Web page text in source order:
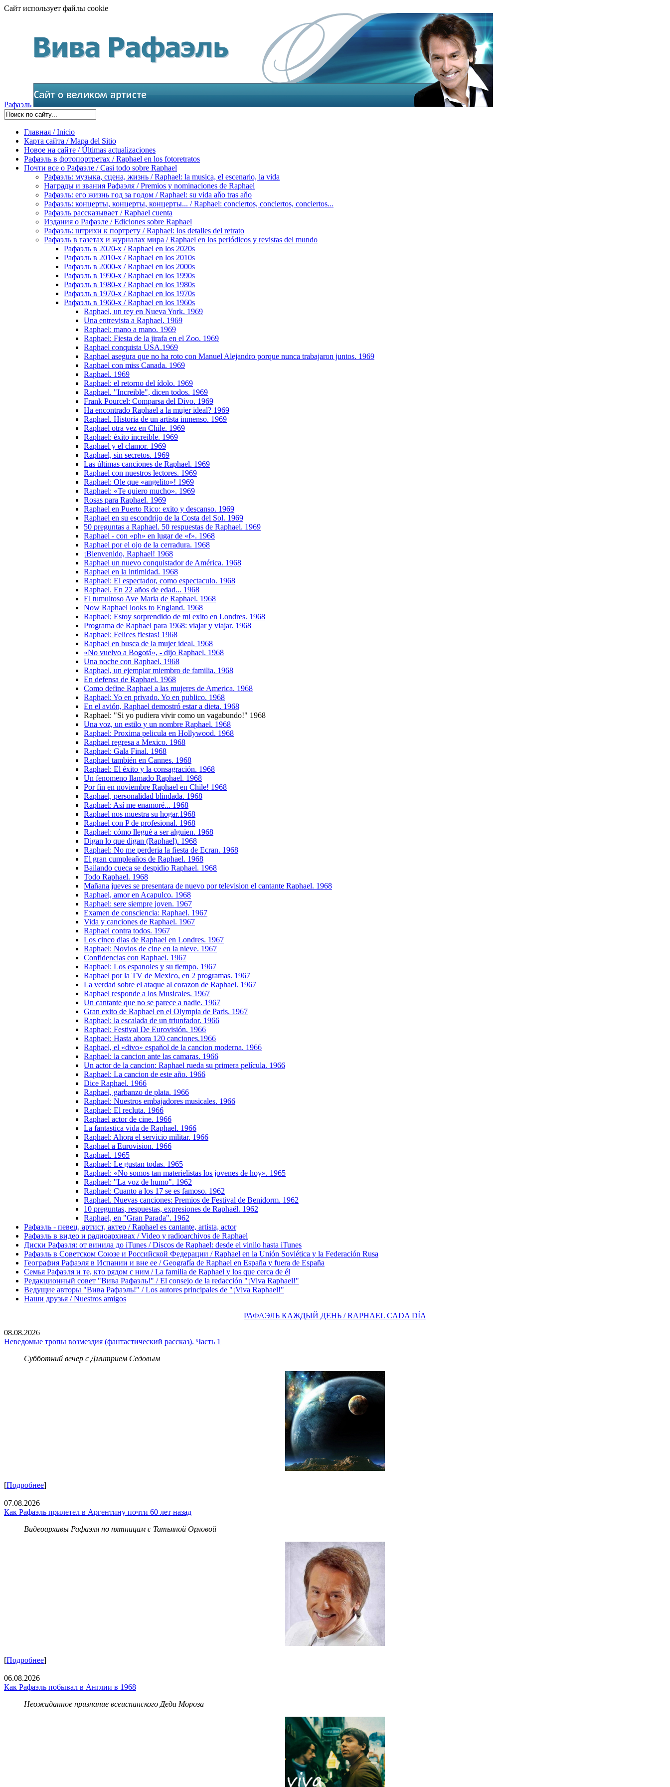
Сайт использует файлы cookie
Рафаэль
Главная / Inicio
Карта сайта / Mapa del Sitio
Новое на сайте / Últimas actualizaciones
Рафаэль в фотопортретах / Raphael en los fotoretratos
Почти все о Рафаэле / Casi todo sobre Raphael
Рафаэль: музыка, сцена, жизнь / Raphael: la musica, el escenario, la vida
Награды и звания Рафаэля / Premios y nominaciones de Raphael
Рафаэль: его жизнь год за годом / Raphael: su vida aňo tras aňo
Рафаэль: концерты, концерты, концерты... / Raphael: conciertos, сonciertos, сonciertos...
Рафаэль рассказывает / Raphael cuenta
Издания о Рафаэле / Ediciones sobre Raphael
Рафаэль: штрихи к портрету / Raphael: los detalles del retrato
Рафаэль в газетах и журналах мира / Raphael en los periódicos y revistas del mundo
Рафаэль в 2020-х / Raphael en los 2020s
Рафаэль в 2010-х / Raphael en los 2010s
Рафаэль в 2000-х / Raphael en los 2000s
Рафаэль в 1990-х / Raphael en los 1990s
Рафаэль в 1980-х / Raphael en los 1980s
Рафаэль в 1970-х / Raphael en los 1970s
Рафаэль в 1960-х / Raphael en los 1960s
Raphael, un rey en Nueva York. 1969
Una entrevista a Raphael. 1969
Raphael: mano a mano. 1969
Raphael: Fiesta de la jirafa en el Zoo. 1969
Raphael conquista USA.1969
Raphael asegura que no ha roto con Manuel Alejandro porque nunca trabajaron juntos. 1969
Raphael con miss Canada. 1969
Raphael. 1969
Raphael: el retorno del ídolo. 1969
Raphael. "Increible", dicen todos. 1969
Frank Pourcel: Comparsa del Divo. 1969
Ha encontrado Raphael a la mujer ideal? 1969
Raphael. Historia de un artista inmenso. 1969
Raphael otra vez en Chile. 1969
Raphael: éxito increible. 1969
Raphael y el clamor. 1969
Raphael, sin secretos. 1969
Las últimas canciones de Raphael. 1969
Raphael con nuestros lectores. 1969
Raphael: Ole que «angelito»! 1969
Raphael: «Te quiero mucho». 1969
Rosas para Raphael. 1969
Raphael en Puerto Rico: exito y descanso. 1969
Raphael en su escondrijo de la Costa del Sol. 1969
50 preguntas a Raphael. 50 respuestas de Raphael. 1969
Raphael - con «ph» en lugar de «f». 1968
Raphael por el ojo de la cerradura. 1968
¡Bienvenido, Raphael! 1968
Raphael un nuevo conquistador de América. 1968
Raphael en la intimidad. 1968
Raphael: El espectador, como espectaculo. 1968
Raphael. En 22 años de edad... 1968
El tumultoso Ave Maria de Raphael. 1968
Now Raphael looks to England. 1968
Raphael; Estoy sorprendido de mi exito en Londres. 1968
Programa de Raphael para 1968: viajar y viajar. 1968
Raphael: Felices fiestas! 1968
Raphael en busca de la mujer ideal. 1968
«No vuelvo a Bogotá», - dijo Raphael. 1968
Una noche con Raphael. 1968
Raphael, un ejemplar miembro de familia. 1968
En defensa de Raphael. 1968
Como define Raphael a las mujeres de America. 1968
Raphael: Yo en privado. Yo en publico. 1968
En el avión, Raphael demostró estar a dieta. 1968
Raphael: "Si yo pudiera vivir como un vagabundo!" 1968
Una voz, un estilo y un nombre Raphael. 1968
Raphael: Proxima pelicula en Hollywood. 1968
Raphael regresa a Mexico. 1968
Raphael: Gala Final. 1968
Raphael también en Cannes. 1968
Raphael: El éxito y la consagración. 1968
Un fenomeno llamado Raphael. 1968
Por fin en noviembre Raphael en Chile! 1968
Raphael, personalidad blindada. 1968
Raphael: Así me enamoré... 1968
Raphael nos muestra su hogar.1968
Raphael con P de profesional. 1968
Raphael: cómo llegué a ser alguien. 1968
Digan lo que digan (Raphael). 1968
Raphael: No me perderia la fiesta de Ecran. 1968
El gran cumpleaños de Raphael. 1968
Bailando cueca se despidio Raphael. 1968
Todo Raphael. 1968
Mañana jueves se presentara de nuevo por television el cantante Raphael. 1968
Raphael, amor en Acapulco. 1968
Raphael: sere siempre joven. 1967
Examen de consciencia: Raphael. 1967
Vida y canciones de Raphael. 1967
Raphael contra todos. 1967
Los cinco dias de Raphael en Londres. 1967
Raphael: Novios de cine en la nieve. 1967
Confidencias con Raphael. 1967
Raphael: Los espanoles y su tiempo. 1967
Raphael por la TV de Mexico, en 2 programas. 1967
La verdad sobre el ataque al corazon de Raphael. 1967
Raphael responde a los Musicales. 1967
Un cantante que no se parece a nadie. 1967
Gran exito de Raphael en el Olympia de Paris. 1967
Raphael: la escalada de un triunfador. 1966
Raphael: Festival De Eurovisión. 1966
Raphael: Hasta ahora 120 canciones.1966
Raphael, el «divo» español de la cancion moderna. 1966
Raphael: la cancion ante las camaras. 1966
Un actor de la cancion: Raphael rueda su primera película. 1966
Raphael: La cancion de este año. 1966
Dice Raphael. 1966
Raphael, garbanzo de plata. 1966
Raphael: Nuestros embajadores musicales. 1966
Raphael: El recluta. 1966
Raphael actor de cine. 1966
La fantastica vida de Raphael. 1966
Raphael: Ahora el servicio militar. 1966
Raphael a Eurovision. 1966
Raphael. 1965
Raphael: Le gustan todas. 1965
Raphael: «No somos tan materielistas los jovenes de hoy». 1965
Raphael: "La voz de humo". 1962
Raphael: Cuanto a los 17 se es famoso. 1962
Raphael. Nuevas canciones: Premios de Festival de Benidorm. 1962
10 preguntas, respuestas, expresiones de Raphaёl. 1962
Raphael, en "Gran Parada". 1962
Рафаэль - певец, артист, актер / Raphael es cantante, artista, actor
Рафаэль в видео и радиоархивах / Video y radioarchivos de Raphael
Диски Рафаэля: от винила до iTunes / Discos de Raphael: desde el vinilo hasta iTunes
Рафаэль в Советском Союзе и Российской Федерации / Raphael en la Unión Soviética y la Federación Rusa
География Рафаэля в Испании и вне ее / Geografía de Raphael en España y fuera de España
Семья Рафаэля и те, кто рядом с ним / La familia de Raphael y los que cerca de él
Редакционный совет "Вива Рафаэль!" / El consejo de la redacción "¡Viva Raphael!"
Ведущие авторы "Вива Рафаэль!" / Los autores principales de "¡Viva Raphael!"
Наши друзья / Nuestros amigos
РАФАЭЛЬ КАЖДЫЙ ДЕНЬ / RAPHAEL CADA DÍA
08.08.2026
Неведомые тропы возмездия (фантастический рассказ). Часть 1
Субботний вечер с Дмитрием Седовым
[Подробнее]
07.08.2026
Как Рафаэль прилетел в Аргентину почти 60 лет назад
Видеоархивы Рафаэля по пятницам с Татьяной Орловой
[Подробнее]
06.08.2026
Как Рафаэль побывал в Англии в 1968
Неожиданное признание всеиспанского Деда Мороза